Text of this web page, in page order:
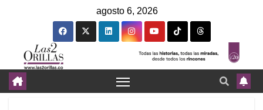
agosto 6, 2026